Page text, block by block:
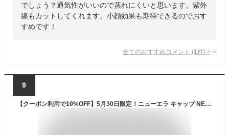
でしょう？通気性がいいので蒸れにくいと思います。紫外
線もカットしてくれます。小顔効果も期待できるのでおす
すめです！
全てのおすすめコメント (1 件) >
9
【クーポン利用で10%OFF】5月30日限定！ニューエラ キャップ NEW ERA CAP 9FORTY A-Frame Trucker メッシュキャップ メンズ レディース 帽子 NY LA MLB ニューヨーク ヤンキース ONSPOTZ 別注 ONSPOTZ 別注 黒 白 ベージュ 大きいサイズ ブランド 深め おしゃれ かっこいい